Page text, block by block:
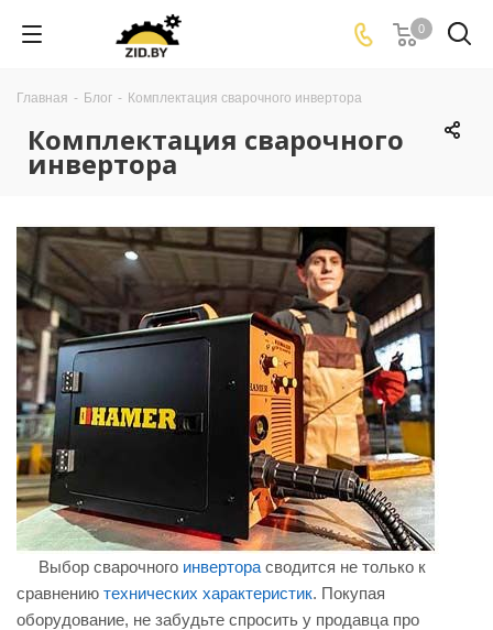
0
Главная - Блог - Комплектация сварочного инвертора
Комплектация сварочного
инвертора
Выбор сварочного инвертора сводится не только к
сравнению технических характеристик. Покупая
оборудование, не забудьте спросить у продавца про